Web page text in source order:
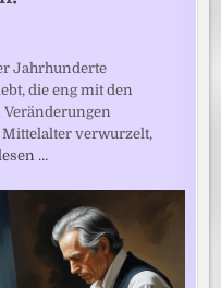
Jahrhunderte
die eng mit den
verwurzelt,
…